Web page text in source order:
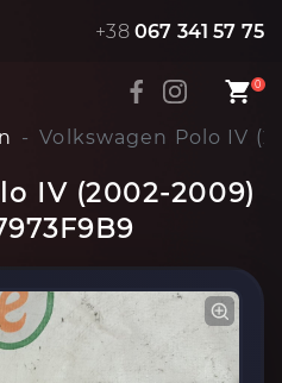
+38 067 341 57 75
0
Volkswagen Polo IV
IV (2002-2009)